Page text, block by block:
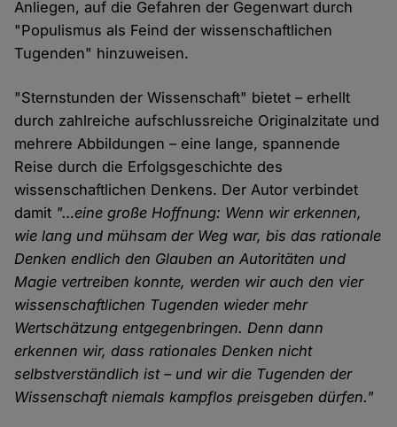
Anliegen, auf die Gefahren der Gegenwart durch
"Populismus als Feind der wissenschaftlichen
Tugenden" hinzuweisen.
"Sternstunden der Wissenschaft" bietet – erhellt
durch zahlreiche aufschlussreiche Originalzitate und
mehrere Abbildungen – eine lange, spannende
Reise durch die Erfolgsgeschichte des
wissenschaftlichen Denkens. Der Autor verbindet
damit "…eine große Hoffnung: Wenn wir erkennen,
wie lang und mühsam der Weg war, bis das rationale
Denken endlich den Glauben an Autoritäten und
Magie vertreiben konnte, werden wir auch den vier
wissenschaftlichen Tugenden wieder mehr
Wertschätzung entgegenbringen. Denn dann
erkennen wir, dass rationales Denken nicht
selbstverständlich ist – und wir die Tugenden der
Wissenschaft niemals kampflos preisgeben dürfen."